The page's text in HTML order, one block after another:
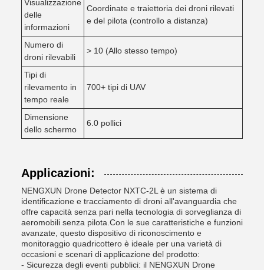
Visualizzazione
delle
informazioni
Coordinate e traiettoria dei droni rilevati
e del pilota (controllo a distanza)
Numero di
droni rilevabili
> 10 (Allo stesso tempo)
Tipi di
rilevamento in
tempo reale
700+ tipi di UAV
Dimensione
dello schermo
6.0 pollici
Applicazioni:
NENGXUN Drone Detector NXTC-2L è un sistema di
identificazione e tracciamento di droni all'avanguardia che
offre capacità senza pari nella tecnologia di sorveglianza di
aeromobili senza pilota.Con le sue caratteristiche e funzioni
avanzate, questo dispositivo di riconoscimento e
monitoraggio quadricottero è ideale per una varietà di
occasioni e scenari di applicazione del prodotto:
- Sicurezza degli eventi pubblici: il NENGXUN Drone